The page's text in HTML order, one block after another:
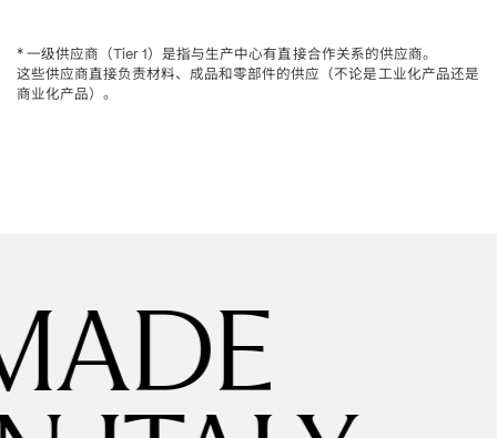
* 一级供应商 （Tier 1）是指与生产中心有直接合作关系的供应商。
这些供应商直接负责材料、成品和零部件的供应 （不论是工业化产品还是
商业化产品） 。